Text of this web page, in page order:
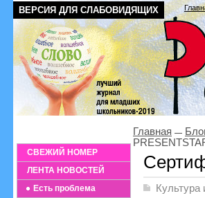
ВЕРСИЯ ДЛЯ СЛАБОВИДЯЩИХ
СВЕЖИЙ НОМЕР
ЛЕНТА НОВОСТЕЙ
Есть проблема
Главная
Культура